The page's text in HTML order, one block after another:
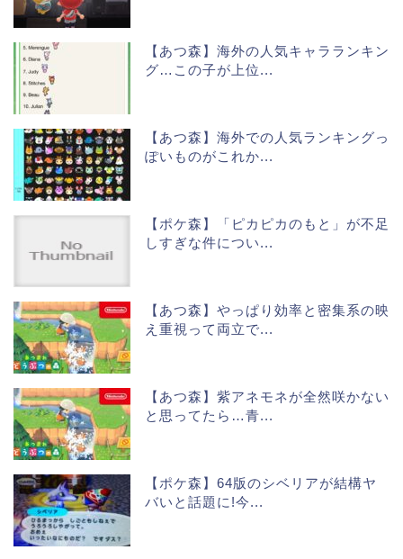
【あつ森】海外の人気キャラランキン
グ…この子が上位...
【あつ森】海外での人気ランキングっ
ぽいものがこれか...
【ポケ森】「ピカピカのもと」が不足
しすぎな件につい...
【あつ森】やっぱり効率と密集系の映
え重視って両立で...
【あつ森】紫アネモネが全然咲かない
と思ってたら…青...
【ポケ森】64版のシベリアが結構ヤ
バいと話題に!今...